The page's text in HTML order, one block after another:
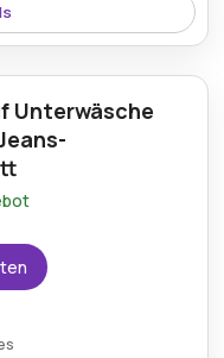
von Jeans Direct
von 30
Unterwäsche